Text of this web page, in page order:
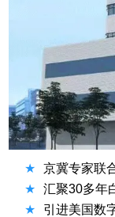
★ 京冀专家联
★
汇聚30多年
★
引进美国数